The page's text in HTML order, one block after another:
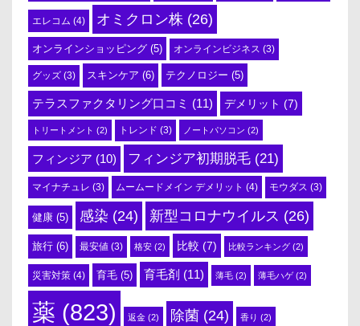
エレコム (4) オミクロン株 (26)
オンラインショッピング (5) オンラインビジネス (3)
グッズ (3) スキンケア (6) テクノロジー (5)
テラスファクタリング口コミ (11) デメリット (7)
トリートメント (2) トレンド (3) ノートパソコン (2)
フィンジア (10) フィンジア初期脱毛 (21)
マイナチュレ (3) ムームードメイン デメリット (4) モウダス (3)
健康 (5) 感染 (24) 新型コロナウイルス (26)
旅行 (6) 最安値 (3) 格安 (2) 比較 (7) 比較ランキング (2)
災害対策 (4) 育毛 (5) 育毛剤 (11) 薄毛 (2) 薄毛ハゲ(2)
薬 (823) 返金 (2) 除菌 (24) 香り (2)